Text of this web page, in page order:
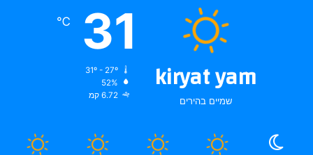
kiryat yam
שמיים בהירים
31
℃
52%
6.72 קמ